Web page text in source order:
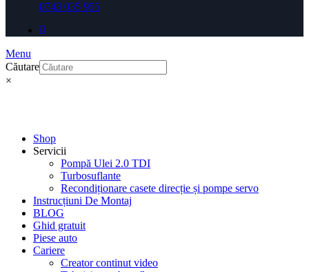
0743 035 955
Menu
Căutare
×
Shop
Servicii
Pompă Ulei 2.0 TDI
Turbosuflante
Recondiționare casete direcție și pompe servo
Instrucțiuni De Montaj
BLOG
Ghid gratuit
Piese auto
Cariere
Creator continut video